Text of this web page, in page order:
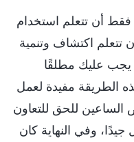
أن تتعلم استخدام
تتعلم اكتشاف وتنمية
يجب عليك مطلقًا
الطريقة مفيدة لعمل
الساعين للحق للتعاون
وفي النهاية كان